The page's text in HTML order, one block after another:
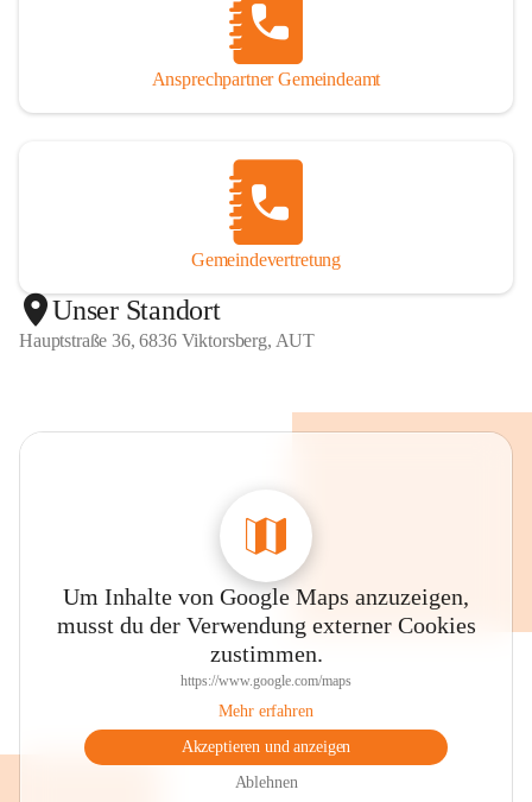
Ansprechpartner Gemeindeamt
Gemeindevertretung
Unser Standort
Hauptstraße 36, 6836 Viktorsberg, AUT
Um Inhalte von Google Maps anzuzeigen,
musst du der Verwendung externer Cookies
zustimmen.
https://www.google.com/maps
Mehr erfahren
Akzeptieren und anzeigen
Ablehnen